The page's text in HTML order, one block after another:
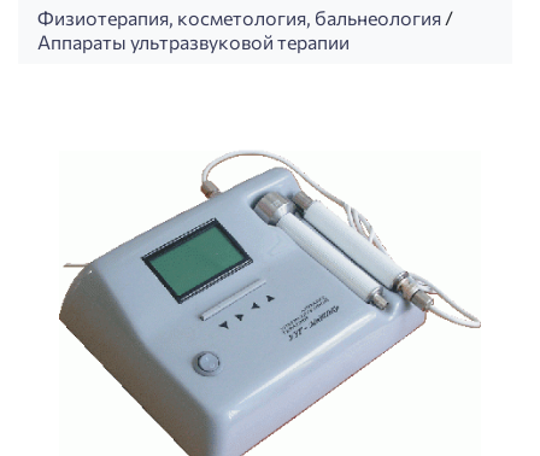
Физиотерапия, косметология, бальнеология /
Аппараты ультразвуковой терапии